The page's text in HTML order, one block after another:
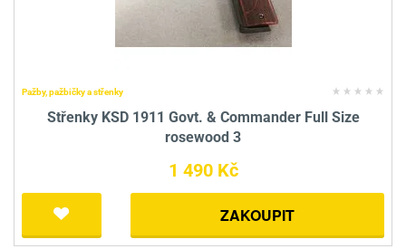
Pažby, pažbičky a střenky
Střenky KSD 1911 Govt. & Commander Full Size
rosewood 3
1 490 Kč
ZAKOUPIT